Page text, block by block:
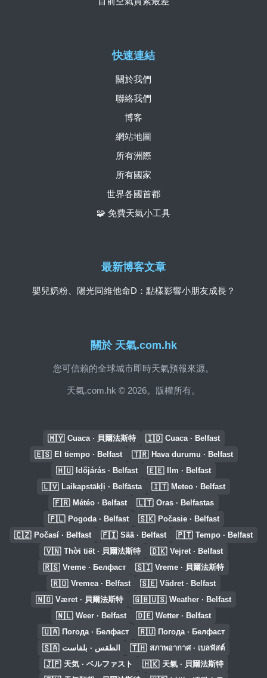
關於 天氣.com.hk
您可信賴的全球城市即時天氣預報來源。
天氣.com.hk © 2026。版權所有。
快速連結
關於我們
聯絡我們
博客
網站地圖
所有洲際
所有國家
世界各國首都
🧩 免費天氣小工具
最新博客文章
嬰兒奶粉、陽光同維他命D：點樣影響小朋友成長？
🇲🇾 Cuaca · 貝爾法斯特 🇮🇩 Cuaca · Belfast
🇪🇸 El tiempo · Belfast 🇹🇷 Hava durumu · Belfast
🇭🇺 Időjárás · Belfast 🇪🇪 Ilm · Belfast
🇱🇻 Laikapstākļi · Belfāsta 🇮🇹 Meteo · Belfast
🇫🇷 Météo · Belfast 🇱🇹 Oras · Belfastas
🇵🇱 Pogoda · Belfast 🇸🇰 Počasie · Belfast
🇨🇿 Počasí · Belfast 🇫🇮 Sää · Belfast 🇵🇹 Tempo · Belfast
🇻🇳 Thời tiết · 貝爾法斯特 🇩🇰 Vejret · Belfast
🇷🇸 Vreme · Белфаст 🇸🇮 Vreme · 貝爾法斯特
🇷🇴 Vremea · Belfast 🇸🇪 Vädret · Belfast
🇳🇴 Været · 貝爾法斯特 🇬🇧🇺🇸 Weather · Belfast
🇳🇱 Weer · Belfast 🇩🇪 Wetter · Belfast
🇺🇦 Погода · Белфаст 🇷🇺 Погода · Белфаст
🇸🇦 الطقس · بلفاست 🇹🇭 สภาพอากาศ · เบลฟัสต์
🇯🇵 天気 · ベルファスト 🇭🇰 天氣 · 貝爾法斯特